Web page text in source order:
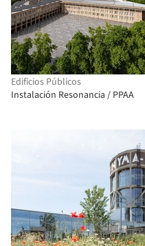
Edificios Públicos
Instalación Resonancia / PPAA